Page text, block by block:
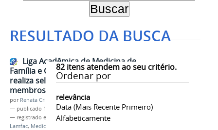
RESULTADO DA BUSCA
82itens atendem ao seu critério.
Ordenar por
relevância
Data (mais Recente Primeiro)
Alfabeticamente
Liga Acadêmica de Medicina de
Família e Comunidade (Lamfac)
realiza seleção para novos
membros
por Renata Cristina de Sá Barreto Freitas
— publicado 18/03/2022
— registrado em:
Extensão,Liga Acadêmica
Lamfac, Medicina